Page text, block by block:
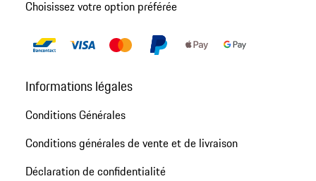
Choisissez votre option préférée
Informations légales
Conditions Générales
Conditions générales de vente et de livraison
Déclaration de confidentialité